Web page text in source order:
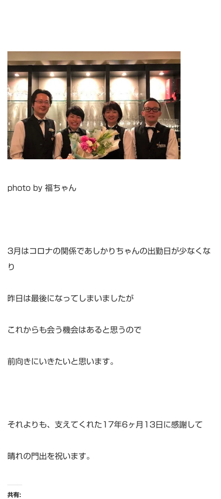
photo by 福ちゃん
3月はコロナの関係であしかりちゃんの出勤日が少なくな
り
昨日は最後になってしまいましたが
これからも会う機会はあると思うので
前向きにいきたいと思います。
それよりも、支えてくれた17年6ヶ月13日に感謝して
晴れの門出を祝います。
共有: